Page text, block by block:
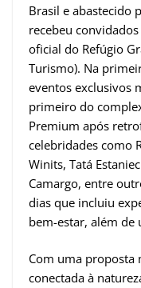
Brasil e abastecido
recebeu
oficial do Refúgio
Turismo). Na
eventos exclusivos
primeiro do
Premium após
celebridades como
Winits, Tatá
Camargo, entre
dias que incluiu
bem-estar, além
Com uma proposta
conectada à